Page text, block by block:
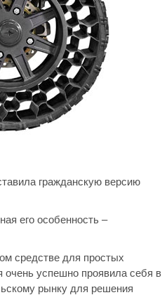
гражданскую версию
его особенность –
средстве для простых
очень успешно проявила себя в
рынку для решения